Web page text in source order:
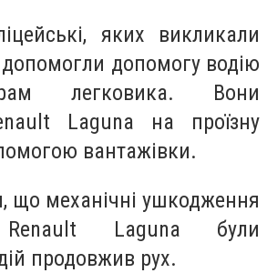
яких викликали
допомогли допомогу водію
легковика. Вони
Laguna на проїзну
вантажівки.
що механічні ушкодження
Renault Laguna були
продовжив рух.